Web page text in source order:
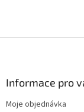
Informace pro
Moje objednávka